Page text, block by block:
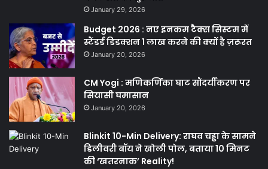
January 29, 2026
Budget 2026 : नए इनकम टैक्स सिस्टम में
स्टैंडर्ड डिडक्शन 1 लाख करने की क्यों है ज़रूरत
January 20, 2026
CM Yogi : मणिकर्णिका घाट सौंदर्यीकरण पर
सियासी घमासान
January 20, 2026
Blinkit 10-Min Delivery: राघव चड्ढा के सामने
डिलीवरी बॉय ने खोली पोल, बताया 10 मिनट
की ‘खतरनाक’ Reality!